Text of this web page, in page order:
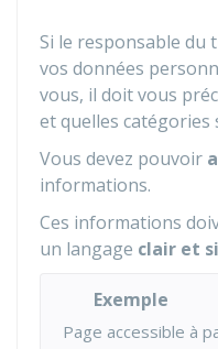
Si le responsable du
vos données
vous, il doit vous
et quelles catégories
Vous devez pouvoir
informations.
Ces informations
un langage clair et
Exemple
Page accessible à